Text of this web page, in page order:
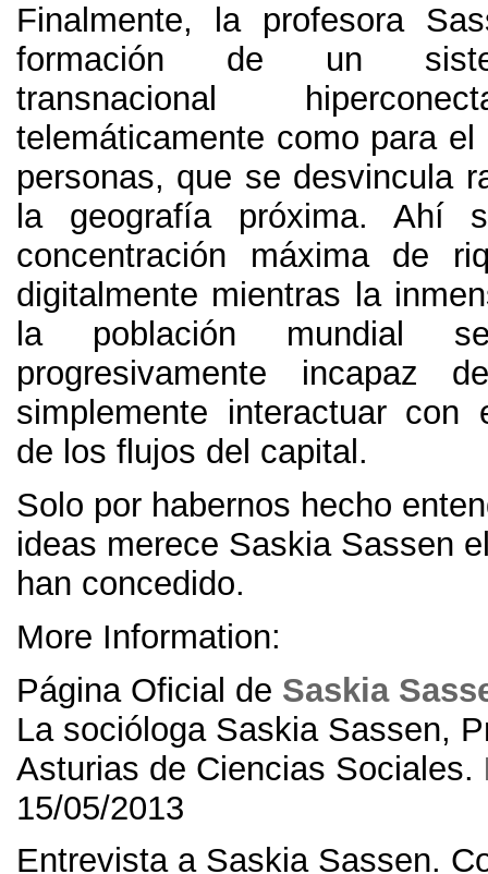
Finalmente,
la profesora
formación de un
transnacional
telemáticamente como para el
personas, que se desvincula
la geografía próxima. Ahí
concentración máxima de
digitalmente mientras la
la población mundial
progresivamente incapaz
simplemente interactuar con
de los flujos del capital .
Solo por habernos hecho
ideas merece Saskia Sassen
han concedido.
More Information:
Página Oficial de Saskia
La socióloga Saskia Sassen,
Asturias de Ciencias Sociales.
15/05/2013
Entrevista a Saskia Sassen.